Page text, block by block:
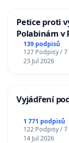
Petice proti
Polabinám v
139 podpisů
127 Podpisy /
23 Jul 2026
Vyjádření
1 771 podpisů
122 Podpisy /
14 Jul 2026